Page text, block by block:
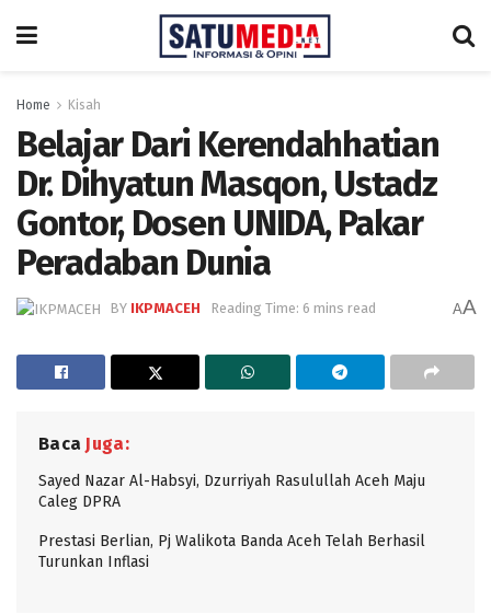
Home Kisah
Belajar Dari Kerendahhatian
Dr. Dihyatun Masqon, Ustadz
Gontor, Dosen UNIDA, Pakar
Peradaban Dunia
BY IKPMACEH Reading Time: 6 mins read AA
Baca Juga:
Sayed Nazar Al-Habsyi, Dzurriyah Rasulullah Aceh Maju
Caleg DPRA
Prestasi Berlian, Pj Walikota Banda Aceh Telah Berhasil
Turunkan Inflasi